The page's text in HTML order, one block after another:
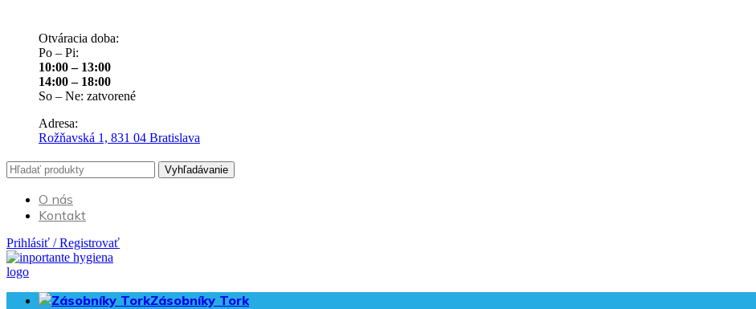
Otváracia doba:
Po – Pi:
10:00 – 13:00
14:00 – 18:00
So – Ne: zatvorené
Adresa:
Rožňavská 1, 831 04 Bratislava
Vyhľadávanie
O nás
Kontakt
Prihlásiť / Registrovať
Zásobníky Tork